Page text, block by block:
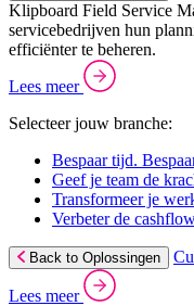
Klipboard Field Service
servicebedrijven hun
efficiënter te beheren.
Lees meer
Selecteer jouw branche:
Bespaar tijd.
Geef je team de
Transformeer je
Verbeter de
Back to Oplossingen
Lees meer